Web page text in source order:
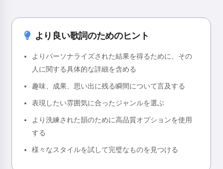
より良い歌詞のためのヒント
よりパーソナライズされた結果を得るために、その
人に関する具体的な詳細を含める
趣味、成果、思い出に残る瞬間について言及する
表現したい雰囲気に合ったジャンルを選ぶ
より洗練された韻のために高品質オプションを使用
する
様々なスタイルを試して完璧なものを見つける